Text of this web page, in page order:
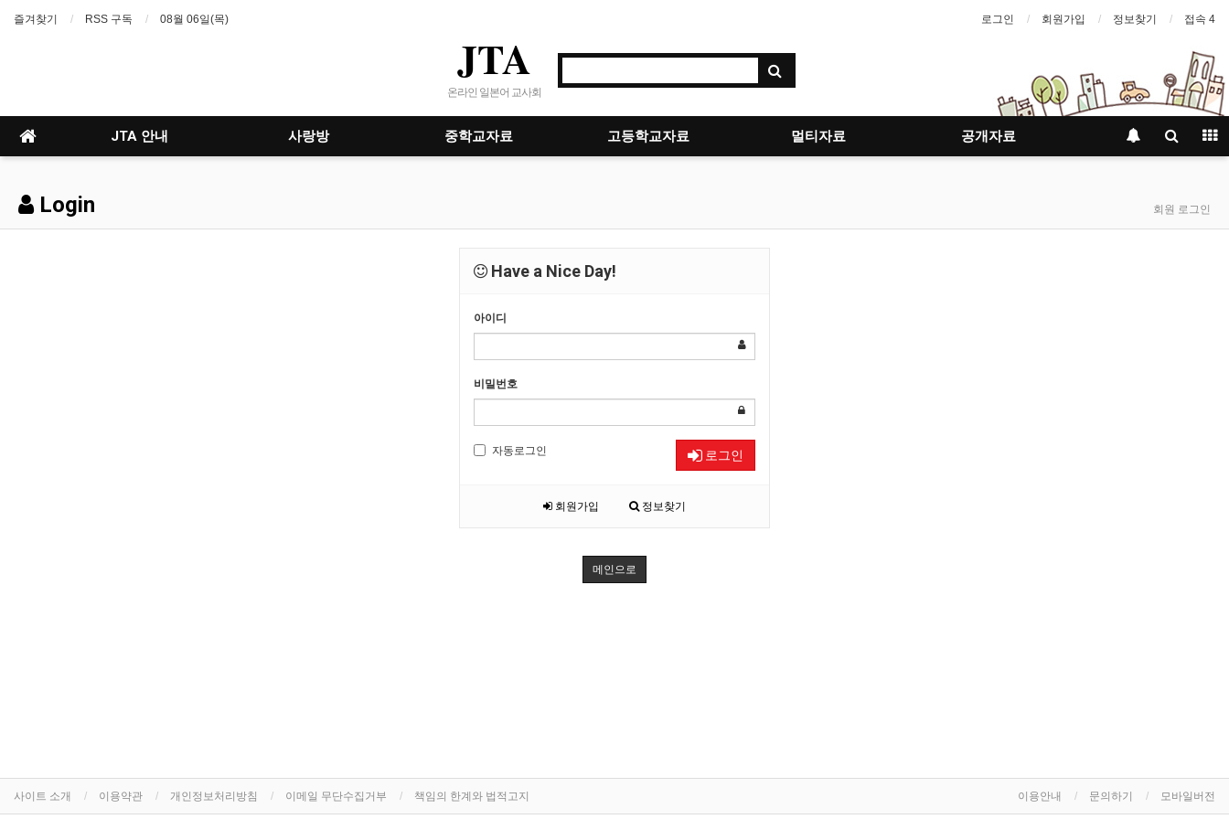
즐겨찾기 RSS 구독 08월 06일(목) 로그인 회원가입 정보찾기 접속 4
JTA
온라인 일본어 교사회
JTA 안내 사랑방 중학교자료 고등학교자료 멀티자료 공개자료
Login 회원 로그인
Have a Nice Day!
아이디
비밀번호
자동로그인 로그인
회원가입 정보찾기
메인으로
사이트 소개 이용약관 개인정보처리방침 이메일 무단수집거부 책임의 한계와 법적고지 이용안내 문의하기 모바일버전